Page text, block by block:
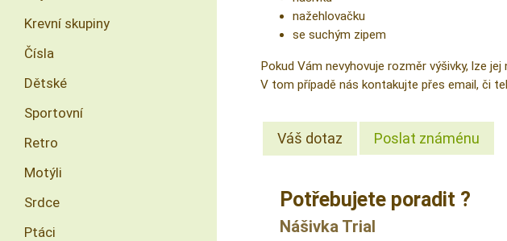
nažehlovačku
se suchým zipem
Pokud Vám nevyhovuje rozměr výšivky, lze
V tom případě nás kontakujte přes email, či
Váš dotaz Poslat známénu
Potřebujete poradit ?
Nášivka Trial
Krevní skupiny
Čísla
Dětské
Sportovní
Retro
Motýli
Srdce
Ptáci